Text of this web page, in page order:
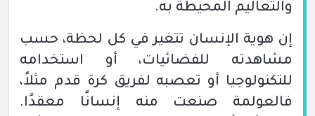
والتعاليم المحيطة به.
إن هوية الإنسان تتغير في كل لحظة، حسب
مشاهدته للفضائيات، أو استخدامه
للتكنولوجيا أو تعصبه لفريق كرة قدم مثلاً،
فالعولمة صنعت منه إنسانًا معقدًا.